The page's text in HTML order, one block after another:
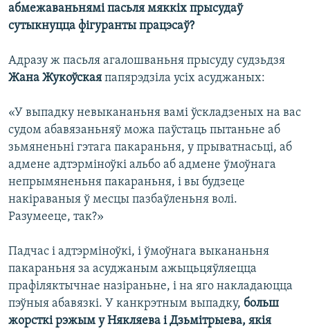
абмежаваньнямі пасьля мяккіх прысудаў
сутыкнуцца фігуранты працэсаў?
Адразу ж пасьля агалошваньня прысуду судзьдзя
Жана Жукоўская папярэдзіла усіх асуджаных:
«У выпадку невыкананьня вамі ўскладзеных на вас
судом абавязаньняў можа паўстаць пытаньне аб
зьмяненьні гэтага пакараньня, у прыватнасьці, аб
адмене адтэрміноўкі альбо аб адмене ўмоўнага
непрымяненьня пакараньня, і вы будзеце
накіраваныя ў месцы пазбаўленьня волі.
Разумееце, так?»
Падчас і адтэрміноўкі, і ўмоўнага выкананьня
пакараньня за асуджаным ажыцьцяўляецца
прафіляктычнае назіраньне, і на яго накладаюцца
пэўныя абавязкі. У канкрэтным выпадку, больш
жорсткі рэжым у Някляева і Дзьмітрыева, якія